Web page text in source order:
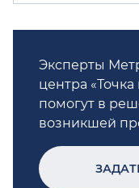
Эксперты
центра
помогут в
возникшей